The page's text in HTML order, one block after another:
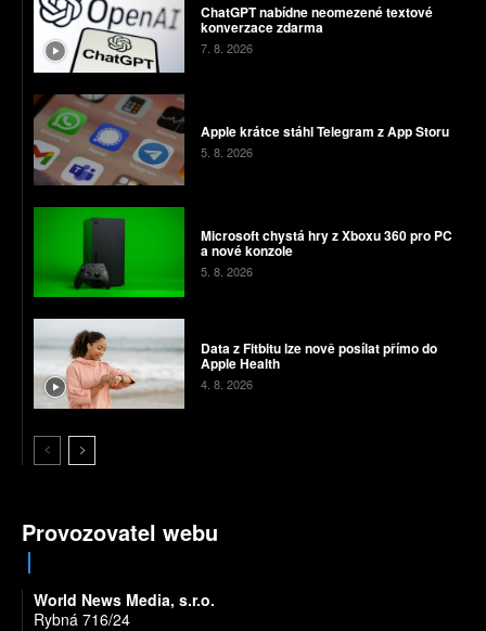
ChatGPT nabídne neomezené textové
konverzace zdarma
7. 8. 2026
Apple krátce stáhl Telegram z App Storu
5. 8. 2026
Microsoft chystá hry z Xboxu 360 pro PC
a nové konzole
5. 8. 2026
Data z Fitbitu lze nově posílat přímo do
Apple Health
4. 8. 2026
Provozovatel webu
World News Media, s.r.o.
Rybná 716/24